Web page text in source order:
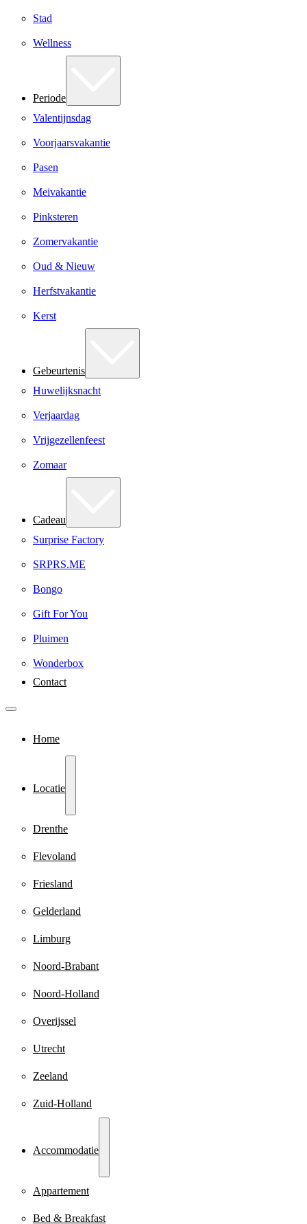
Stad
Wellness
Periode
Valentijnsdag
Voorjaarsvakantie
Pasen
Meivakantie
Pinksteren
Zomervakantie
Oud & Nieuw
Herfstvakantie
Kerst
Gebeurtenis
Huwelijksnacht
Verjaardag
Vrijgezellenfeest
Zomaar
Cadeau
Surprise Factory
SRPRS.ME
Bongo
Gift For You
Pluimen
Wonderbox
Contact
Home
Locatie
Drenthe
Flevoland
Friesland
Gelderland
Limburg
Noord-Brabant
Noord-Holland
Overijssel
Utrecht
Zeeland
Zuid-Holland
Accommodatie
Appartement
Bed & Breakfast